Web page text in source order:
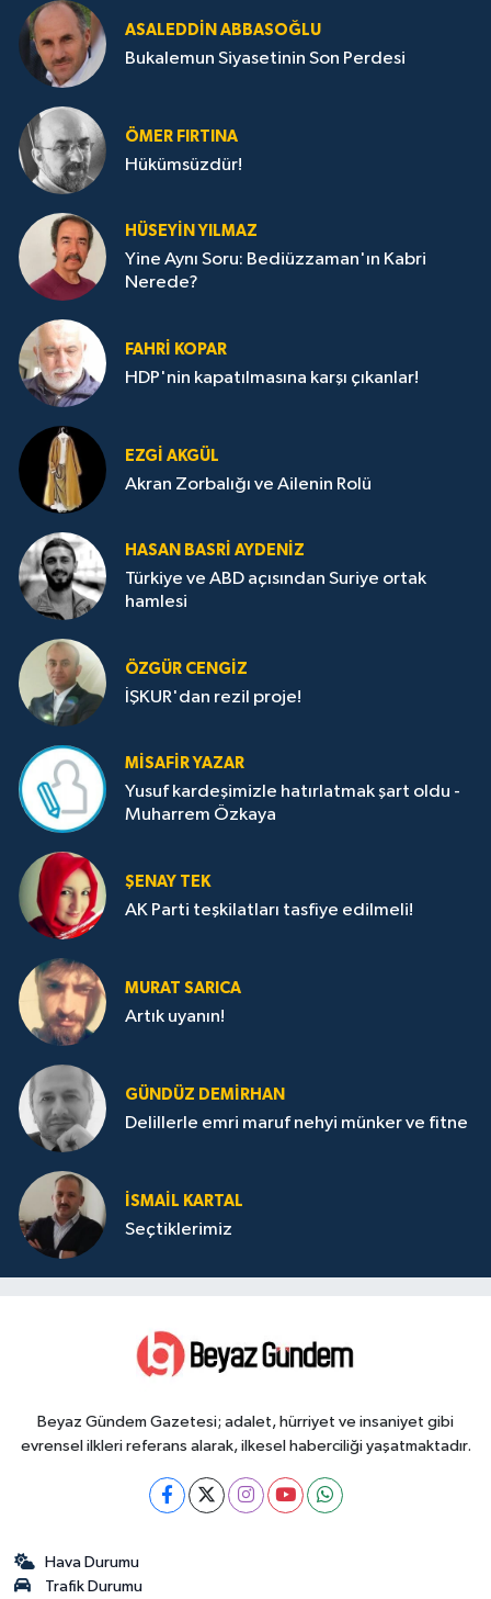
ASALEDDIN ABBASOĞLU
Bukalemun Siyasetinin Son Perdesi
ÖMER FIRTINA
Hükümsüzdür!
HÜSEYIN YILMAZ
Yine Aynı Soru: Bediüzzaman'ın Kabri
Nerede?
FAHRI KOPAR
HDP'nin kapatılmasına karşı çıkanlar!
EZGI AKGÜL
Akran Zorbalığı ve Ailenin Rolü
HASAN BASRI AYDENIZ
Türkiye ve ABD açısından Suriye ortak
hamlesi
ÖZGÜR CENGIZ
İŞKUR'dan rezil proje!
MISAFIR YAZAR
Yusuf kardeşimizle hatırlatmak şart oldu -
Muharrem Özkaya
ŞENAY TEK
AK Parti teşkilatları tasfiye edilmeli!
MURAT SARICA
Artık uyanın!
GÜNDÜZ DEMIRHAN
Delillerle emri maruf nehyi münker ve fitne
İSMAIL KARTAL
Seçtiklerimiz
Beyaz Gündem Gazetesi; adalet, hürriyet ve insaniyet gibi
evrensel ilkleri referans alarak, ilkesel haberciliği yaşatmaktadır.
Hava Durumu
Trafik Durumu